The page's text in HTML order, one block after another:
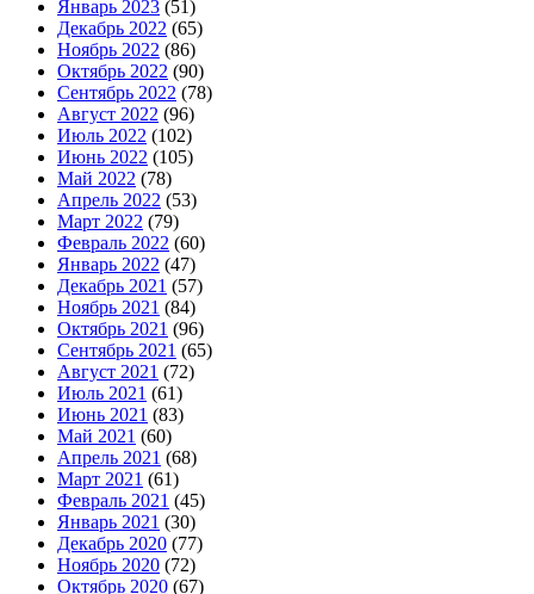
Январь 2023 (51)
Декабрь 2022 (65)
Ноябрь 2022 (86)
Октябрь 2022 (90)
Сентябрь 2022 (78)
Август 2022 (96)
Июль 2022 (102)
Июнь 2022 (105)
Май 2022 (78)
Апрель 2022 (53)
Март 2022 (79)
Февраль 2022 (60)
Январь 2022 (47)
Декабрь 2021 (57)
Ноябрь 2021 (84)
Октябрь 2021 (96)
Сентябрь 2021 (65)
Август 2021 (72)
Июль 2021 (61)
Июнь 2021 (83)
Май 2021 (60)
Апрель 2021 (68)
Март 2021 (61)
Февраль 2021 (45)
Январь 2021 (30)
Декабрь 2020 (77)
Ноябрь 2020 (72)
Октябрь 2020 (67)